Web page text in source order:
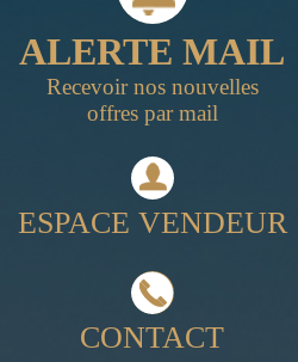
ALERTE MAIL
Recevoir nos nouvelles
offres par mail
ESPACE VENDEUR
CONTACT